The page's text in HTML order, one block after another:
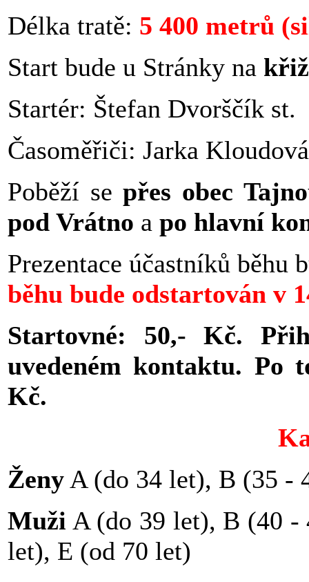
Délka tratě: 5 400 metrů
Start bude u Stránky na
Startér: Štefan Dvorščík st.
Časoměřiči: Jarka
Poběží sepřes obec
pod Vrátno a po hlavní
Prezentace účastníků běhu
běhu bude odstartován v
Startovné: 50,- Kč.
uvedeném kontaktu. Po
Kč.
Ženy A (do 34 let), B (35 -
Muži A (do 39 let), B (40
let), E (od 70 let)